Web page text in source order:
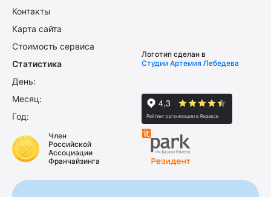
Контакты
Карта сайта
Стоимость сервиса
Статистика
День:
Месяц:
Год:
Логотип сделан в
Студии Артемия Лебедева
Член
Российской
Ассоциации
Франчайзинга